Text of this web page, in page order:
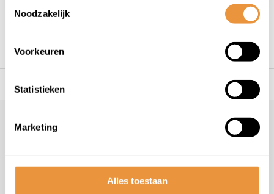
Noodzakelijk
Voorkeuren
Statistieken
Marketing
Alles toestaan
voor uw tweewieler Niet goed = geld
Klantenservice
+31 78 780 2330
info@artsloten.nl